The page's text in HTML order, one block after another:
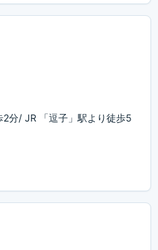
分/ JR 「逗子」駅より徒歩5